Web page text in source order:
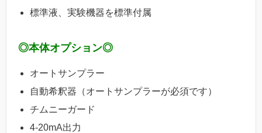
標準液、実験機器を標準付属
◎本体オプション◎
オートサンプラー
自動希釈器（オートサンプラーが必須です）
チムニーガード
4-20mA出力